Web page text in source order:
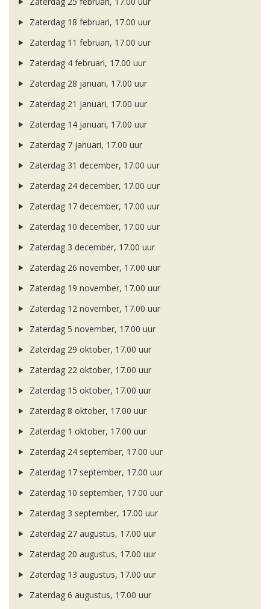
Zaterdag 18 februari, 17.00 uur
Zaterdag 11 februari, 17.00 uur
Zaterdag 4 februari, 17.00 uur
Zaterdag 28 januari, 17.00 uur
Zaterdag 21 januari, 17.00 uur
Zaterdag 14 januari, 17.00 uur
Zaterdag 7 januari, 17.00 uur
Zaterdag 31 december, 17.00 uur
Zaterdag 24 december, 17.00 uur
Zaterdag 17 december, 17.00 uur
Zaterdag 10 december, 17.00 uur
Zaterdag 3 december, 17.00 uur
Zaterdag 26 november, 17.00 uur
Zaterdag 19 november, 17.00 uur
Zaterdag 12 november, 17.00 uur
Zaterdag 5 november, 17.00 uur
Zaterdag 29 oktober, 17.00 uur
Zaterdag 22 oktober, 17.00 uur
Zaterdag 15 oktober, 17.00 uur
Zaterdag 8 oktober, 17.00 uur
Zaterdag 1 oktober, 17.00 uur
Zaterdag 24 september, 17.00 uur
Zaterdag 17 september, 17.00 uur
Zaterdag 10 september, 17.00 uur
Zaterdag 3 september, 17.00 uur
Zaterdag 27 augustus, 17.00 uur
Zaterdag 20 augustus, 17.00 uur
Zaterdag 13 augustus, 17.00 uur
Zaterdag 6 augustus, 17.00 uur